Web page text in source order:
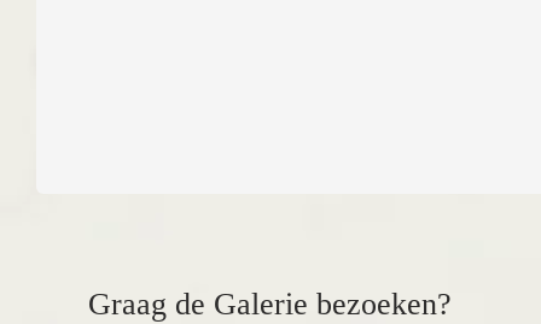
Graag de Galerie bezoeken?